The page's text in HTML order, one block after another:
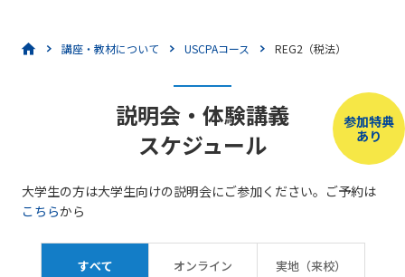
講座・教材について USCPAコース REG2（税法）
参加特典
あり
説明会・体験講義
スケジュール
大学生の方は大学生向けの説明会にご参加ください。ご予約は
こちらから
すべて オンライン 実地（来校）